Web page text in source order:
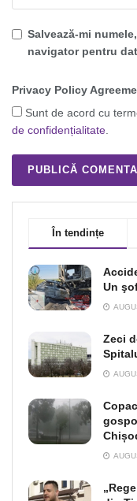
Salvează-mi
navigator pentru
Privacy Policy
Sunt de acord cu
de confidențialitate.
În tendințe
Un
Zeci